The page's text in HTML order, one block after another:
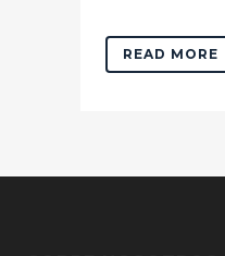
READ MORE